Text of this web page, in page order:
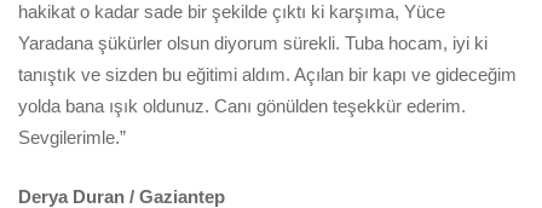
hakikat o kadar sade bir şekilde çıktı ki karşıma, Yüce
Yaradana şükürler olsun diyorum sürekli. Tuba hocam, iyi ki
tanıştık ve sizden bu eğitimi aldım. Açılan bir kapı ve gideceğim
yolda bana ışık oldunuz. Canı gönülden teşekkür ederim.
Sevgilerimle.”
Derya Duran / Gaziantep